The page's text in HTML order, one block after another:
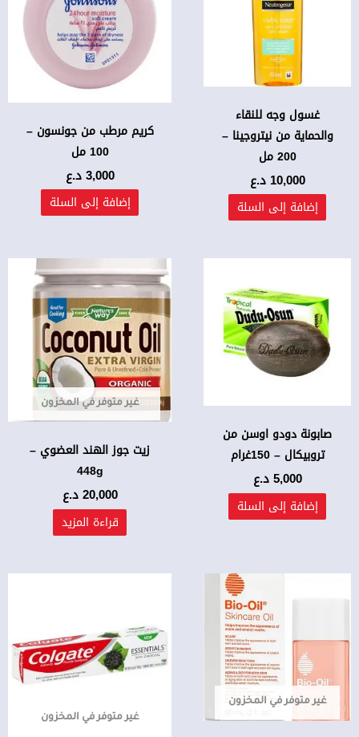
غسول وجه للنقاء
والحماية من نيتروجينا –
200 مل
10,000 د.ع
إضافة إلى السلة
كريم مرطب من جونسون –
100 مل
3,000د.ع
إضافة إلى السلة
صابونة دودو اوسن من
تروبيكال – 150غرام
5,000د.ع
إضافة إلى السلة
غير متوفر في المخزون
زيت جوز الهند العضوي –
448g
20,000د.ع
قراءة المزيد
غير متوفر في المخزون
غير متوفر في المخزون